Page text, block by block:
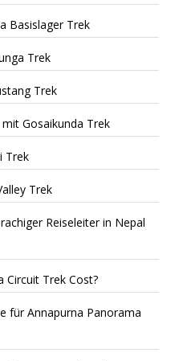
Basislager Trek
Trek
Trek
Gosaikunda Trek
Trek
Trek
Reiseleiter in Nepal
Circuit Trek Cost?
für Annapurna Panorama